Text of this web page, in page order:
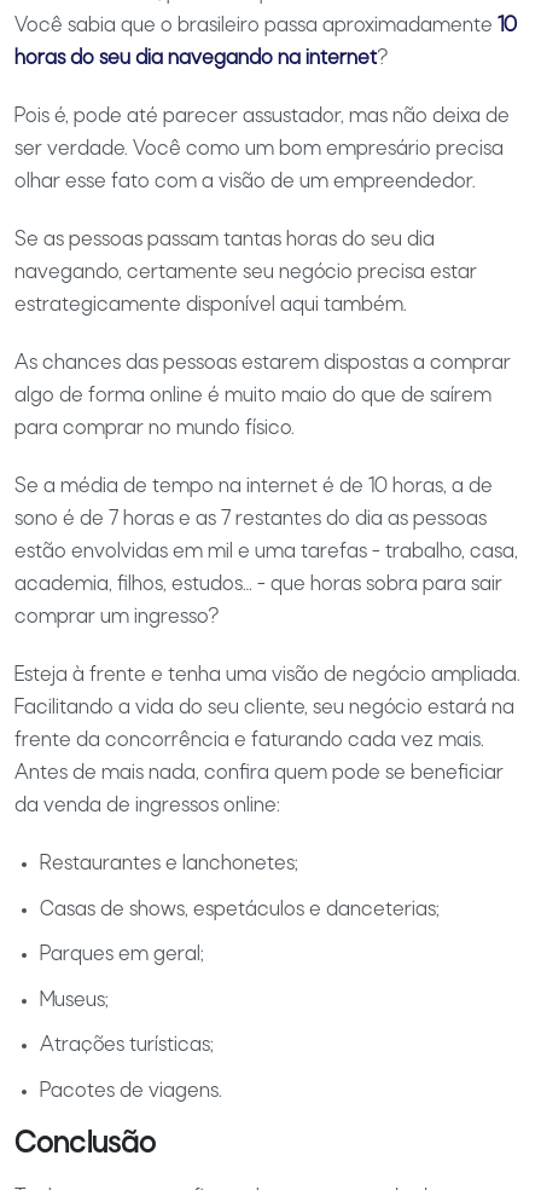
Você sabia que o brasileiro passa aproximadamente 10
horas do seu dia navegando na internet?
Pois é, pode até parecer assustador, mas não deixa de
ser verdade. Você como um bom empresário precisa
olhar esse fato com a visão de um empreendedor.
Se as pessoas passam tantas horas do seu dia
navegando, certamente seu negócio precisa estar
estrategicamente disponível aqui também.
As chances das pessoas estarem dispostas a comprar
algo de forma online é muito maio do que de saírem
para comprar no mundo físico.
Se a média de tempo na internet é de 10 horas, a de
sono é de 7 horas e as 7 restantes do dia as pessoas
estão envolvidas em mil e uma tarefas - trabalho, casa,
academia, filhos, estudos… - que horas sobra para sair
comprar um ingresso?
Esteja à frente e tenha uma visão de negócio ampliada.
Facilitando a vida do seu cliente, seu negócio estará na
frente da concorrência e faturando cada vez mais.
Antes de mais nada, confira quem pode se beneficiar
da venda de ingressos online:
Restaurantes e lanchonetes;
Casas de shows, espetáculos e danceterias;
Parques em geral;
Museus;
Atrações turísticas;
Pacotes de viagens.
Conclusão